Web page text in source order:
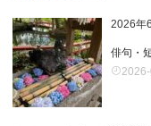
2026年
俳句・